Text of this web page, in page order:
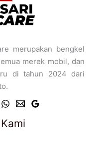
merupakan bengkel
merek mobil, dan
di tahun 2024 dari